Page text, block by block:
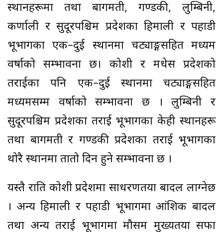
स्थानहरूमा तथा बागमती, गण्डकी, लुम्बिनी,
कर्णाली र सुदूरपश्चिम प्रदेशका हिमाली र पहाडी
भूभागका एक–दुई स्थानमा चट्याङ्गसहित मध्यम
वर्षाको सम्भावना छ। कोशी र मधेस प्रदेशको
तराईका पनि एक–दुई स्थानमा चट्याङ्गसहित
मध्यमसम्म वर्षाको सम्भावना छ । लुम्बिनी र
सुदूरपश्चिम प्रदेशका तराई भूभागका केही स्थानहरू
तथा बागमती र गण्डकी प्रदेशका तराई भूभागका
थोरै स्थानमा तातो दिन हुने सम्भावना छ ।
यस्तै राति कोशी प्रदेशमा साधरणतया बादल लाग्नेछ
। अन्य हिमाली र पहाडी भूभागमा आंशिक बादल
तथा अन्य तराई भूभागमा मौसम मुख्यतया सफा